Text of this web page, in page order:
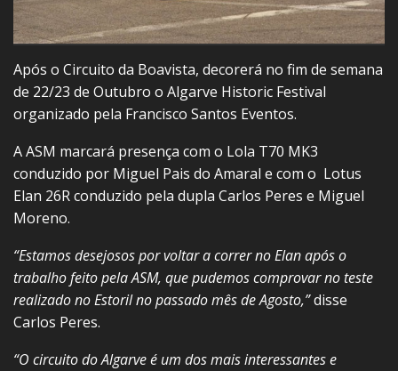
Após o Circuito da Boavista, decorerá no fim de semana
de 22/23 de Outubro o Algarve Historic Festival
organizado pela Francisco Santos Eventos.
A ASM marcará presença com o Lola T70 MK3
conduzido por Miguel Pais do Amaral e com o Lotus
Elan 26R conduzido pela dupla Carlos Peres e Miguel
Moreno.
“Estamos desejosos por voltar a correr no Elan após o
trabalho feito pela ASM, que pudemos comprovar no teste
realizado no Estoril no passado mês de Agosto,”disse
Carlos Peres.
“O circuito do Algarve é um dos mais interessantes e